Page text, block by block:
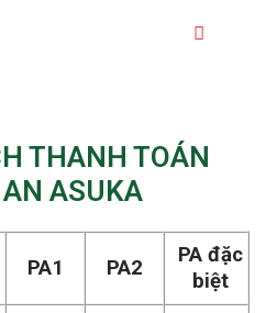
THANH TOÁN
ASUKA
PA1 PA2
PA đặc
biệt